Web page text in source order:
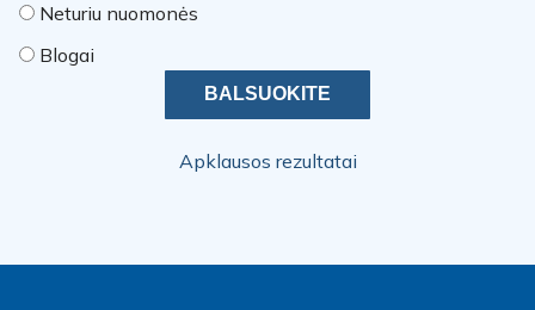
Neturiu nuomonės
Blogai
Apklausos rezultatai